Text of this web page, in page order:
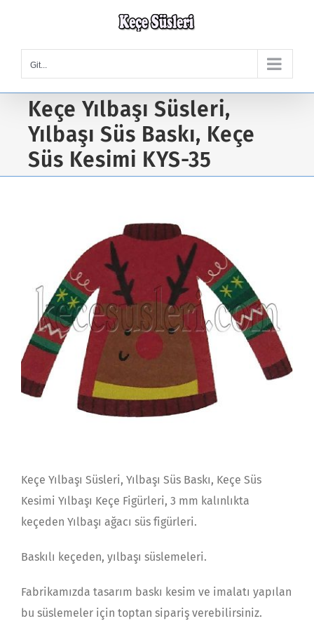
content
Git...
Keçe Yılbaşı Süsleri,
Yılbaşı Süs Baskı, Keçe
Süs Kesimi KYS-35
Keçe Yılbaşı Süsleri, Yılbaşı Süs Baskı, Keçe Süs
Kesimi Yılbaşı Keçe Figürleri, 3 mm kalınlıkta
keçeden Yılbaşı ağacı süs figürleri.
Baskılı keçeden, yılbaşı süslemeleri.
Fabrikamızda tasarım baskı kesim ve imalatı yapılan
bu süslemeler için toptan sipariş verebilirsiniz.